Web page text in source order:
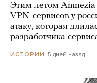
Этим летом
VPN-сервисов у
атаку, которая
разработчика
ИСТОРИИ 5 дней назад